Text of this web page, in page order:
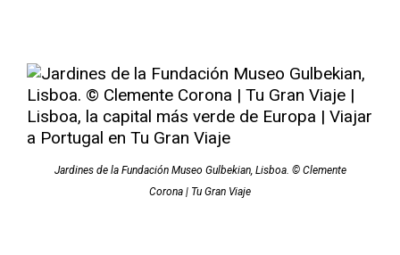
Jardines de la Fundación Museo Gulbekian, Lisboa. © Clemente
Corona | Tu Gran Viaje